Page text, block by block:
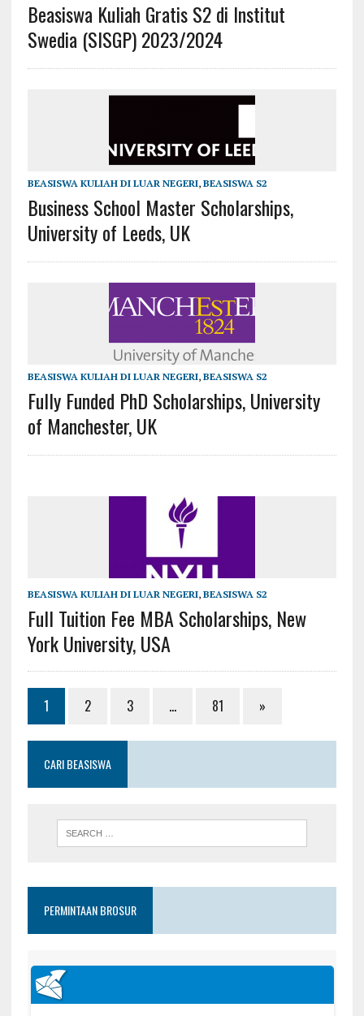
Beasiswa Kuliah Gratis S2 di Institut
Swedia (SISGP) 2023/2024
BEASISWA KULIAH DI LUAR NEGERI, BEASISWA S2
Business School Master Scholarships,
University of Leeds, UK
BEASISWA KULIAH DI LUAR NEGERI, BEASISWA S2
Fully Funded PhD Scholarships, University
of Manchester, UK
BEASISWA KULIAH DI LUAR NEGERI, BEASISWA S2
Full Tuition Fee MBA Scholarships, New
York University, USA
1 2 3 … 81 »
CARI BEASISWA
PERMINTAAN BROSUR